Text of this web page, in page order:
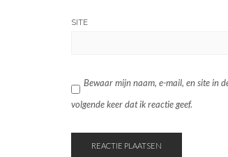
SITE
Bewaar mijn naam, e-mail, en site in
volgende keer dat ik reactie geef.